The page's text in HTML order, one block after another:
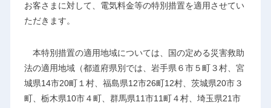
お客さまに対して、電気料金等の特別措置を適用させてい
ただきます。
本特別措置の適用地域については、国の定める災害救助
法の適用地域（都道府県別では、岩手県６市５町３村、宮
城県14市20町１村、福島県12市26町12村、茨城県20市３
町、栃木県10市４町、群馬県11市11町４村、埼玉県21市